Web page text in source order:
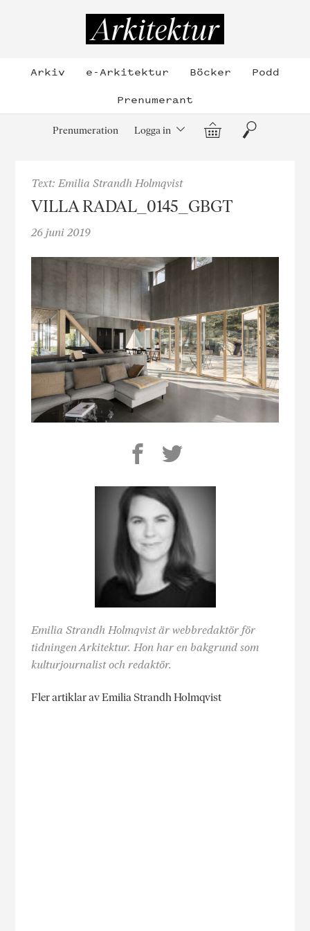
Arkiv e-Arkitektur Böcker
Podd
Prenumerant
Prenumeration Logga in Varukorg
Sök
Text: Emilia Strandh Holmqvist
VILLA RADAL_0145_GBGT
26 juni 2019
Emilia Strandh Holmqvist är webbredaktör för
tidningen Arkitektur. Hon har en bakgrund som
kulturjournalist och redaktör.
Fler artiklar av Emilia Strandh Holmqvist